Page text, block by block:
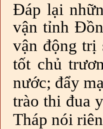
Đáp lại
vận tỉnh
vận động trị
tốt chủ
nước; đẩy
trào thi đua
Tháp nói